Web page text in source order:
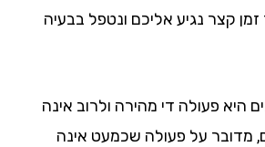
נגיע אליכם ונטפל בבעיה
פעולה די מהירה ולרוב אינה
על פעולה שכמעט אינה